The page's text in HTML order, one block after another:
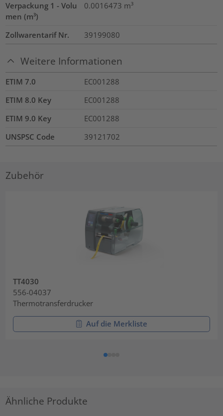
Verpackung 1 - Volu
men (m³)
0.0016473 m³
Zollwarentarif Nr. 39199080
Weitere Informationen
ETIM 7.0
EC001288
ETIM 8.0 Key
EC001288
ETIM 9.0 Key
EC001288
UNSPSC Code
39121702
Zubehör
TT4030
556-04037
Thermotransferdrucker
Auf die Merkliste
Ähnliche Produkte